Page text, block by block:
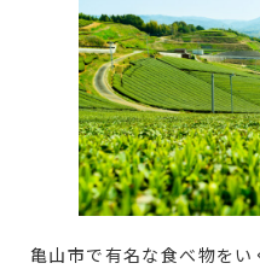
亀山市で有名な食べ物をい